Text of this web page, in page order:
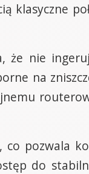
klasyczne
że nie
na
pozwala
do